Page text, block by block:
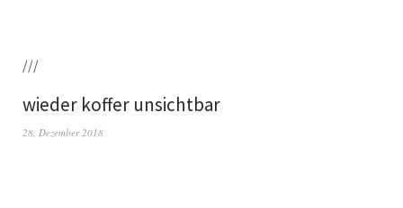
///
wieder koffer unsichtbar
28. Dezember 2018